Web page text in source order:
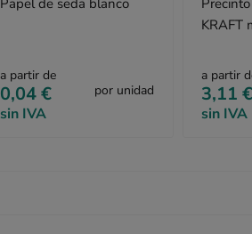
a partir de
0,04 €
sin IVA
por unidad
KRAFT
a partir
3,11 €
sin IVA